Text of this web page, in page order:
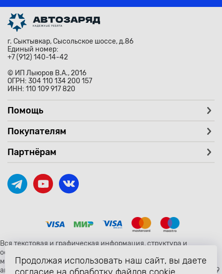
г. Сыктывкар, Сысольское шоссе, д.86
Единый номер:
+7 (912) 140-14-42
© ИП Лыюров В.А., 2016
ОГРН: 304 110 134 200 157
ИНН: 110 109 917 820
Помощь
Покупателям
Партнёрам
Вся текстовая и графическая информация, структура и
оформление страницы avtozaryad.ru защищены российскими и
международными законами и соглашениями об охране
авторских прав и интеллектуальной собственности (статьи 1259
Продолжая использовать наш сайт, вы даете